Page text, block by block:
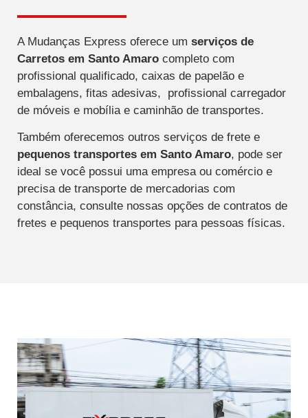
A Mudanças Express oferece um serviços de
Carretos em Santo Amaro completo com
profissional qualificado, caixas de papelão e
embalagens, fitas adesivas, profissional carregador
de móveis e mobília e caminhão de transportes.
Também oferecemos outros serviços de frete e
pequenos transportes em Santo Amaro, pode ser
ideal se você possui uma empresa ou comércio e
precisa de transporte de mercadorias com
constância, consulte nossas opções de contratos de
fretes e pequenos transportes para pessoas físicas.